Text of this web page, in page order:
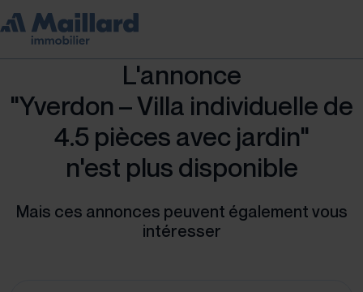
L'annonce
"Yverdon – Villa individuelle de
4.5 pièces avec jardin"
n'est plus disponible
Mais ces annonces peuvent également vous
intéresser